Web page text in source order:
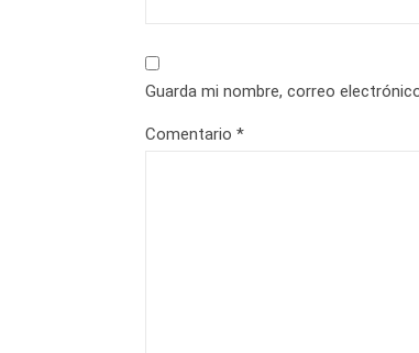
Guarda mi nombre, correo
Comentario *